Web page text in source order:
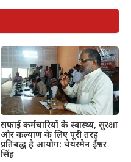
सफाई कर्मचारियों के स्वास्थ्य, सुरक्षा
और कल्याण के लिए पूरी तरह
प्रतिबद्ध है आयोग: चेयरमैन ईश्वर
सिंह